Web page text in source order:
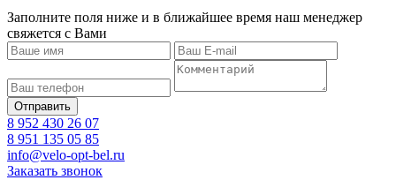
Заполните поля ниже и в ближайшее время наш менеджер
свяжется с Вами
8 952 430 26 07
8 951 135 05 85
info@velo-opt-bel.ru
Заказать звонок